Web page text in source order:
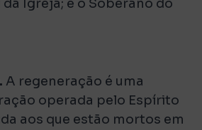
Igreja; e o Soberano do
A regeneração é uma
operada pelo Espírito
aos que estão mortos em